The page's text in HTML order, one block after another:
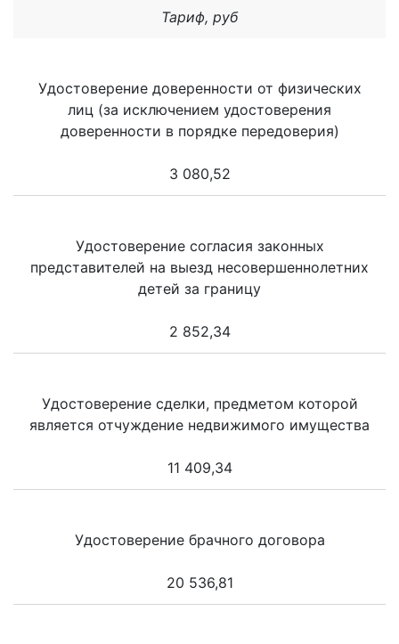
Тариф, руб
Удостоверение доверенности от физических
лиц (за исключением удостоверения
доверенности в порядке передоверия)
3 080,52
Удостоверение согласия законных
представителей на выезд несовершеннолетних
детей за границу
2 852,34
Удостоверение сделки, предметом которой
является отчуждение недвижимого имущества
11 409,34
Удостоверение брачного договора
20 536,81